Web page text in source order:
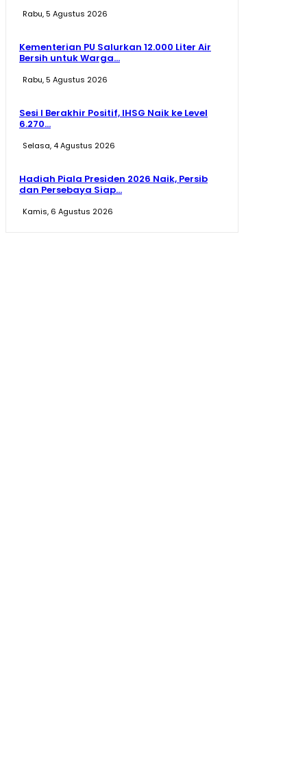
Rabu, 5 Agustus 2026
Kementerian PU Salurkan 12.000 Liter Air
Bersih untuk Warga...
Rabu, 5 Agustus 2026
Sesi I Berakhir Positif, IHSG Naik ke Level
6.270...
Selasa, 4 Agustus 2026
Hadiah Piala Presiden 2026 Naik, Persib
dan Persebaya Siap...
Kamis, 6 Agustus 2026